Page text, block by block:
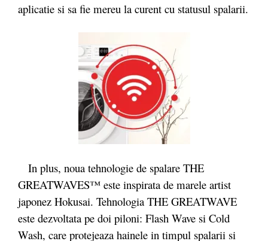
aplicatie si sa fie mereu la curent cu statusul spalarii.
In plus, noua tehnologie de spalare THE
GREATWAVES™ este inspirata de marele artist
japonez Hokusai. Tehnologia THE GREATWAVE
este dezvoltata pe doi piloni: Flash Wave si Cold
Wash, care protejeaza hainele in timpul spalarii si